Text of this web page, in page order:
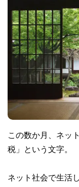
この数か月、ネッ
税」という文字。
ネット社会で生活